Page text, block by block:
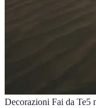
Decorazioni Fai da Te5